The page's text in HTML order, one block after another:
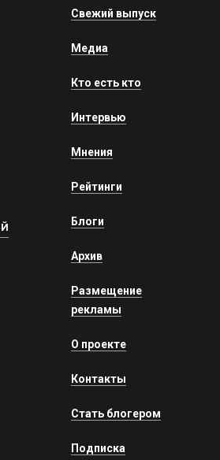
Свежий выпуск
Медиа
Кто есть кто
Интервью
Мнения
Рейтинги
Блоги
Архив
Размещение
рекламы
О проекте
Контакты
Стать блогером
Подписка